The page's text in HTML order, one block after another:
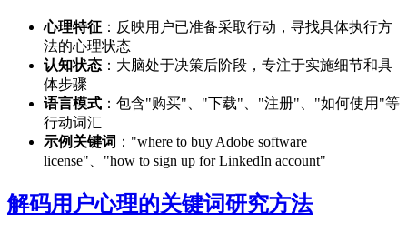
心理特征 ：反映用户已准备采取行动，寻找具体执行方
法的心理状态
认知状态 ：大脑处于决策后阶段，专注于实施细节和具
体步骤
语言模式 ：包含"购买"、"下载"、"注册"、"如何使用"等
行动词汇
示例关键词 ："where to buy Adobe software
license"、"how to sign up for LinkedIn account"
解码用户心理的关键词研究方法